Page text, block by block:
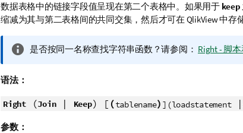
数据表格中的链接字段值呈现在第二个表格中。如果用于 keep
缩减为其与第二表格间的共同交集，然后才可在 QlikView中存
信
是否按同一名称查找字符串函数？请参阅： Right - 脚
语法：
Right(Join| Keep) [ (tablename) ](loadstatement|
参数：